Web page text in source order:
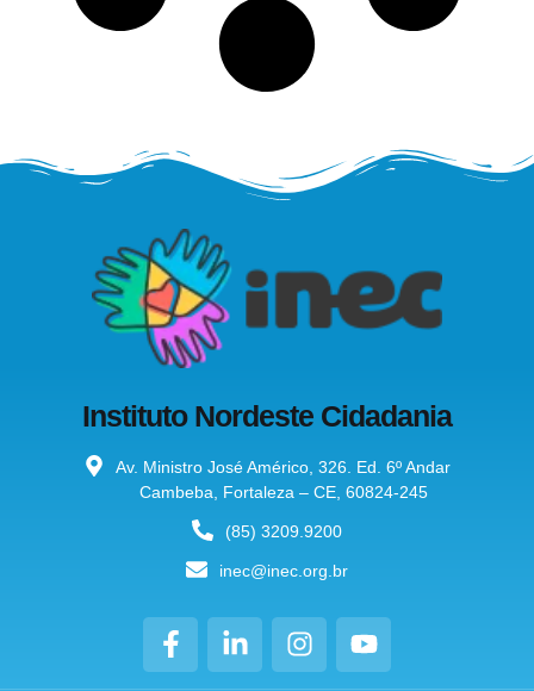
Instituto Nordeste Cidadania
Av. Ministro José Américo, 326. Ed. 6º Andar
Cambeba, Fortaleza – CE, 60824-245
(85) 3209.9200
inec@inec.org.br